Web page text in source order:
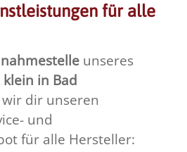
für alle
unseres
in Bad
dir unseren
und
für alle Hersteller: